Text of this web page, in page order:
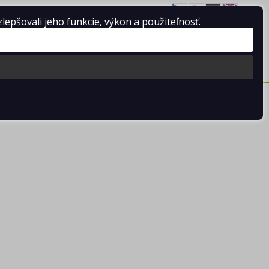
Prihlásiť sa/Registrácia 0 ks / 0.00 €
jeho funkcie, výkon a použiteľnosť.